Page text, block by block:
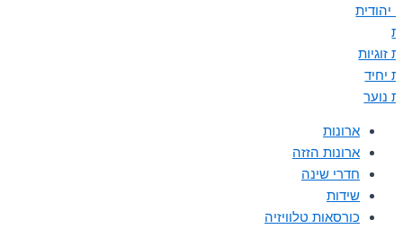
יהודית
זוגיות
יחיד
נוער
ארונות
ארונות הזזה
חדרי שינה
שידות
כורסאות טלוויזיה